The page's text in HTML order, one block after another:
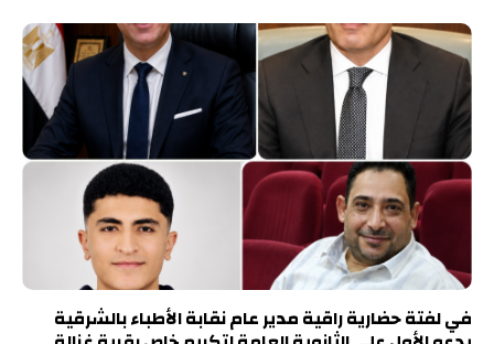
في لفتة حضارية راقية مدير عام نقابة الأطباء بالشرقية